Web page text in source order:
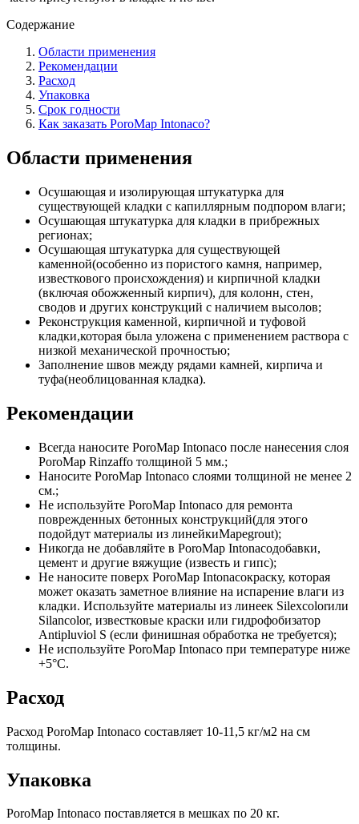
Содержание
Области применения
Рекомендации
Расход
Упаковка
Срок годности
Как заказать PoroMap Intonaco?
Области применения
Осушающая и изолирующая штукатурка для
существующей кладки с капиллярным подпором влаги;
Осушающая штукатурка для кладки в прибрежных
регионах;
Осушающая штукатурка для существующей
каменной(особенно из пористого камня, например,
известкового происхождения) и кирпичной кладки
(включая обожженный кирпич), для колонн, стен,
сводов и других конструкций с наличием высолов;
Реконструкция каменной, кирпичной и туфовой
кладки,которая была уложена с применением раствора с
низкой механической прочностью;
Заполнение швов между рядами камней, кирпича и
туфа(необлицованная кладка).
Рекомендации
Всегда наносите PoroMap Intonaco после нанесения слоя
PoroMap Rinzaffo толщиной 5 мм.;
Наносите PoroMap Intonaco слоями толщиной не менее 2
см.;
Не используйте PoroMap Intonaco для ремонта
поврежденных бетонных конструкций(для этого
подойдут материалы из линейкиMapegrout);
Никогда не добавляйте в PoroMap Intonacoдобавки,
цемент и другие вяжущие (известь и гипс);
Не наносите поверх PoroMap Intonacoкраску, которая
может оказать заметное влияние на испарение влаги из
кладки. Используйте материалы из линеек Silexcolorили
Silancolor, известковые краски или гидрофобизатор
Antipluviol S (если финишная обработка не требуется);
Не используйте PoroMap Intonaco при температуре ниже
+5°C.
Расход
Расход PoroMap Intonaco составляет 10-11,5 кг/м2 на см
толщины.
Упаковка
PoroMap Intonaco поставляется в мешках по 20 кг.